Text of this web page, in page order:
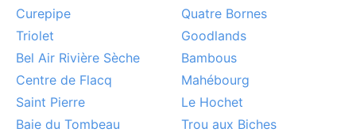
Curepipe
Quatre Bornes
Triolet
Goodlands
Bel Air Rivière Sèche
Bambous
Centre de Flacq
Mahébourg
Saint Pierre
Le Hochet
Baie du Tombeau
Trou aux Biches